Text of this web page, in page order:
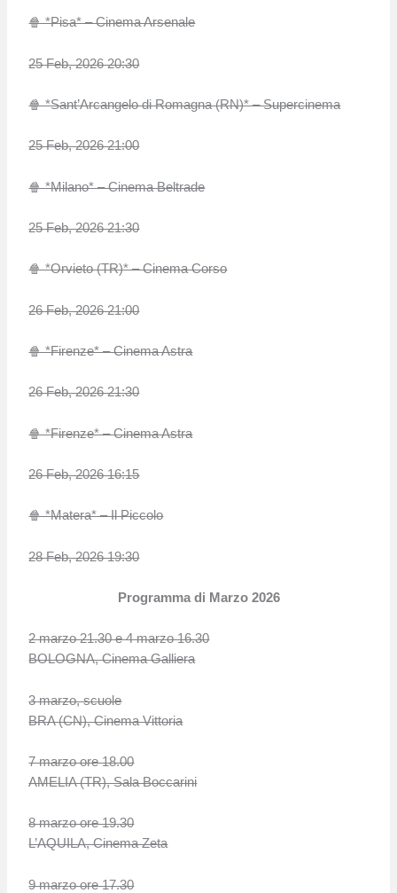
🍿 *Pisa* – Cinema Arsenale
25 Feb, 2026 20:30
🍿 *Sant’Arcangelo di Romagna (RN)* – Supercinema
25 Feb, 2026 21:00
🍿 *Milano* – Cinema Beltrade
25 Feb, 2026 21:30
🍿 *Orvieto (TR)* – Cinema Corso
26 Feb, 2026 21:00
🍿 *Firenze* – Cinema Astra
26 Feb, 2026 21:30
🍿 *Firenze* – Cinema Astra
26 Feb, 2026 16:15
🍿 *Matera* – Il Piccolo
28 Feb, 2026 19:30
Programma di Marzo 2026
2 marzo 21.30 e 4 marzo 16.30
BOLOGNA, Cinema Galliera
3 marzo, scuole
BRA (CN), Cinema Vittoria
7 marzo ore 18.00
AMELIA (TR), Sala Boccarini
8 marzo ore 19.30
L’AQUILA, Cinema Zeta
9 marzo ore 17.30